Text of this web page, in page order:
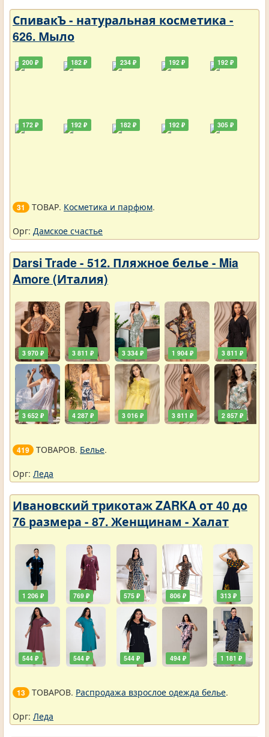
СпивакЪ - натуральная косметика -
626. Мыло
200 ₽
172 ₽
182 ₽
192 ₽
234 ₽
182 ₽
192 ₽
192 ₽
192 ₽
305 ₽
31 ТОВАР. Косметика и парфюм.
Орг: Дамское счастье
Darsi Trade - 512. Пляжное белье - Mia
Amore (Италия)
3 970 ₽
3 652 ₽
3 811 ₽
4 287 ₽
3 334 ₽
3 016 ₽
1 904 ₽
3 811 ₽
3 811 ₽
2 857 ₽
419 ТОВАРОВ. Белье.
Орг: Леда
Ивановский трикотаж ZARKA от 40 до
76 размера - 87. Женщинам - Халат
1 206 ₽
544 ₽
769 ₽
544 ₽
575 ₽
544 ₽
806 ₽
494 ₽
313 ₽
1 181 ₽
13 ТОВАРОВ. Распродажа взрослое одежда белье.
Орг: Леда